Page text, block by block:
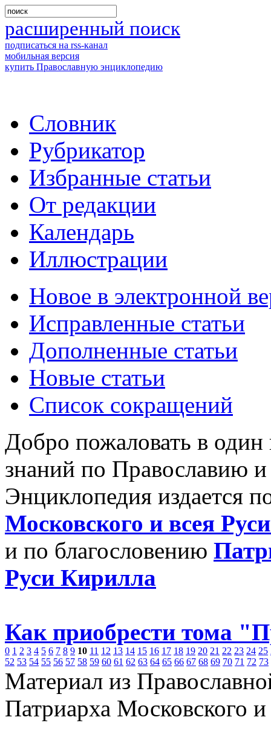
расширенный поиск
подписаться на rss-канал
мобильная версия
купить Православную энциклопедию
Словник
Рубрикатор
Избранные статьи
От редакции
Календарь
Иллюстрации
Новое в электронной
Исправленные статьи
Дополненные статьи
Новые статьи
Список сокращений
Добро пожаловать в
знаний по Православию
Энциклопедия издается
Московского и всея
и по благословению
Руси Кирилла
Как приобрести тома
0 1 2 3 4 5 6 7 8 9 10 11 12 13 14 15 16 17 18 19 20 21 22 23 24 25
52 53 54 55 56 57 58 59 60 61 62 63 64 65 66 67 68 69 70 71 72 73
Материал из
Патриарха Московского